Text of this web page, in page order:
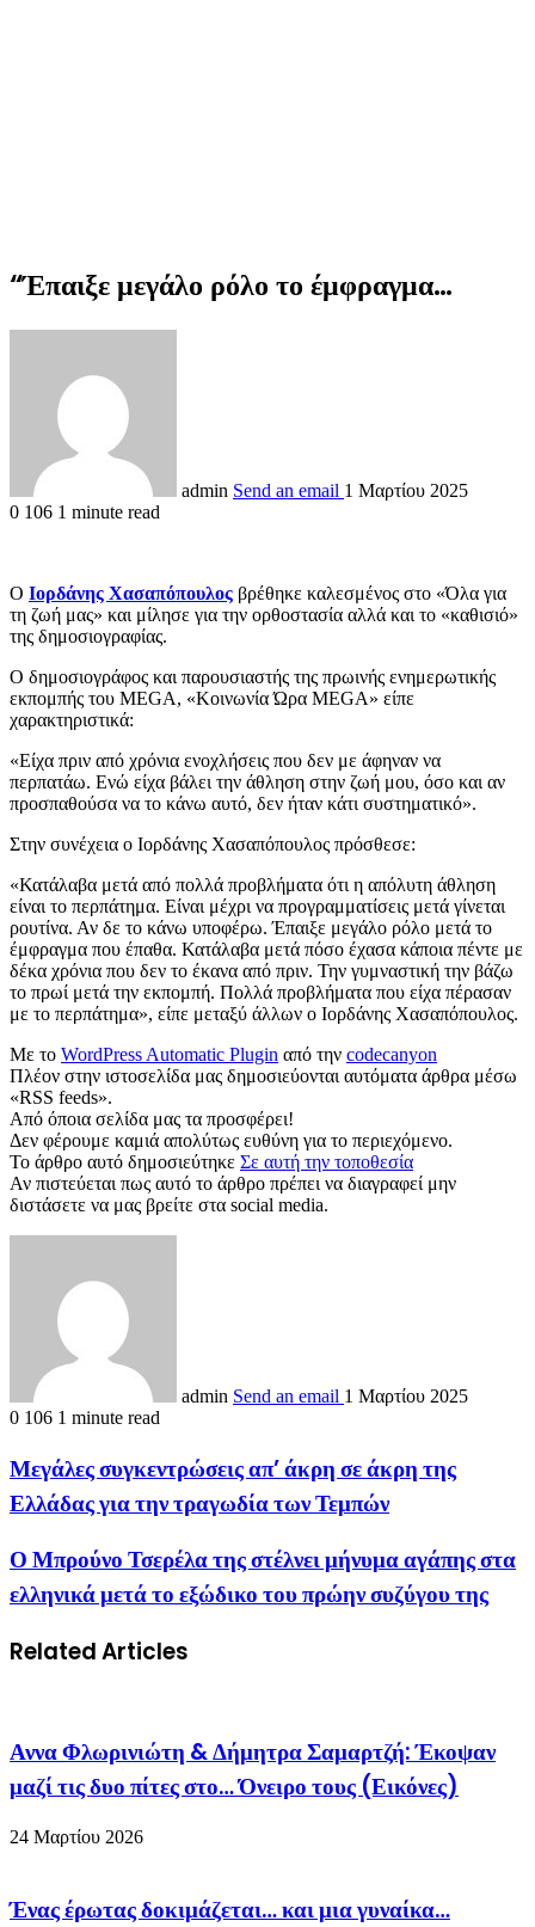
“Έπαιξε μεγάλο ρόλο το έμφραγμα…
admin Send an email 1 Μαρτίου 2025
0 106 1 minute read
Ο Ιορδάνης Χασαπόπουλος βρέθηκε καλεσμένος στο «Όλα για
τη ζωή μας» και μίλησε για την ορθοστασία αλλά και το «καθισιό»
της δημοσιογραφίας.
Ο δημοσιογράφος και παρουσιαστής της πρωινής ενημερωτικής
εκπομπής του MEGA, «Κοινωνία Ώρα MEGA» είπε
χαρακτηριστικά:
«Είχα πριν από χρόνια ενοχλήσεις που δεν με άφηναν να
περπατάω. Ενώ είχα βάλει την άθληση στην ζωή μου, όσο και αν
προσπαθούσα να το κάνω αυτό, δεν ήταν κάτι συστηματικό».
Στην συνέχεια ο Ιορδάνης Χασαπόπουλος πρόσθεσε:
«Κατάλαβα μετά από πολλά προβλήματα ότι η απόλυτη άθληση
είναι το περπάτημα. Είναι μέχρι να προγραμματίσεις μετά γίνεται
ρουτίνα. Αν δε το κάνω υποφέρω. Έπαιξε μεγάλο ρόλο μετά το
έμφραγμα που έπαθα. Κατάλαβα μετά πόσο έχασα κάποια πέντε με
δέκα χρόνια που δεν το έκανα από πριν. Την γυμναστική την βάζω
το πρωί μετά την εκπομπή. Πολλά προβλήματα που είχα πέρασαν
με το περπάτημα», είπε μεταξύ άλλων ο Ιορδάνης Χασαπόπουλος.
Με το WordPress Automatic Plugin από την codecanyon
Πλέον στην ιστοσελίδα μας δημοσιεύονται αυτόματα άρθρα μέσω
«RSS feeds».
Από όποια σελίδα μας τα προσφέρει!
Δεν φέρουμε καμιά απολύτως ευθύνη για το περιεχόμενο.
Το άρθρο αυτό δημοσιεύτηκε Σε αυτή την τοποθεσία
Αν πιστεύεται πως αυτό το άρθρο πρέπει να διαγραφεί μην
διστάσετε να μας βρείτε στα social media.
admin Send an email 1 Μαρτίου 2025
0 106 1 minute read
Μεγάλες συγκεντρώσεις απ’ άκρη σε άκρη της
Ελλάδας για την τραγωδία των Τεμπών
Ο Μπρούνο Τσερέλα της στέλνει μήνυμα αγάπης στα
ελληνικά μετά το εξώδικο του πρώην συζύγου της
Related Articles
Αννα Φλωρινιώτη & Δήμητρα Σαμαρτζή: Έκοψαν
μαζί τις δυο πίτες στο… Όνειρο τους (Εικόνες)
24 Μαρτίου 2026
Ένας έρωτας δοκιμάζεται… και μια γυναίκα…